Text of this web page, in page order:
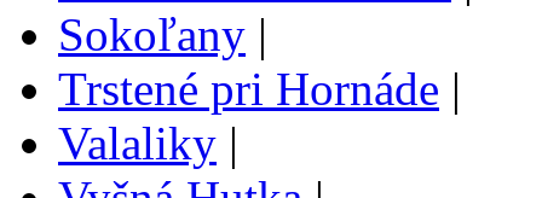
Sokoľany |
Trstené pri Hornáde |
Valaliky |